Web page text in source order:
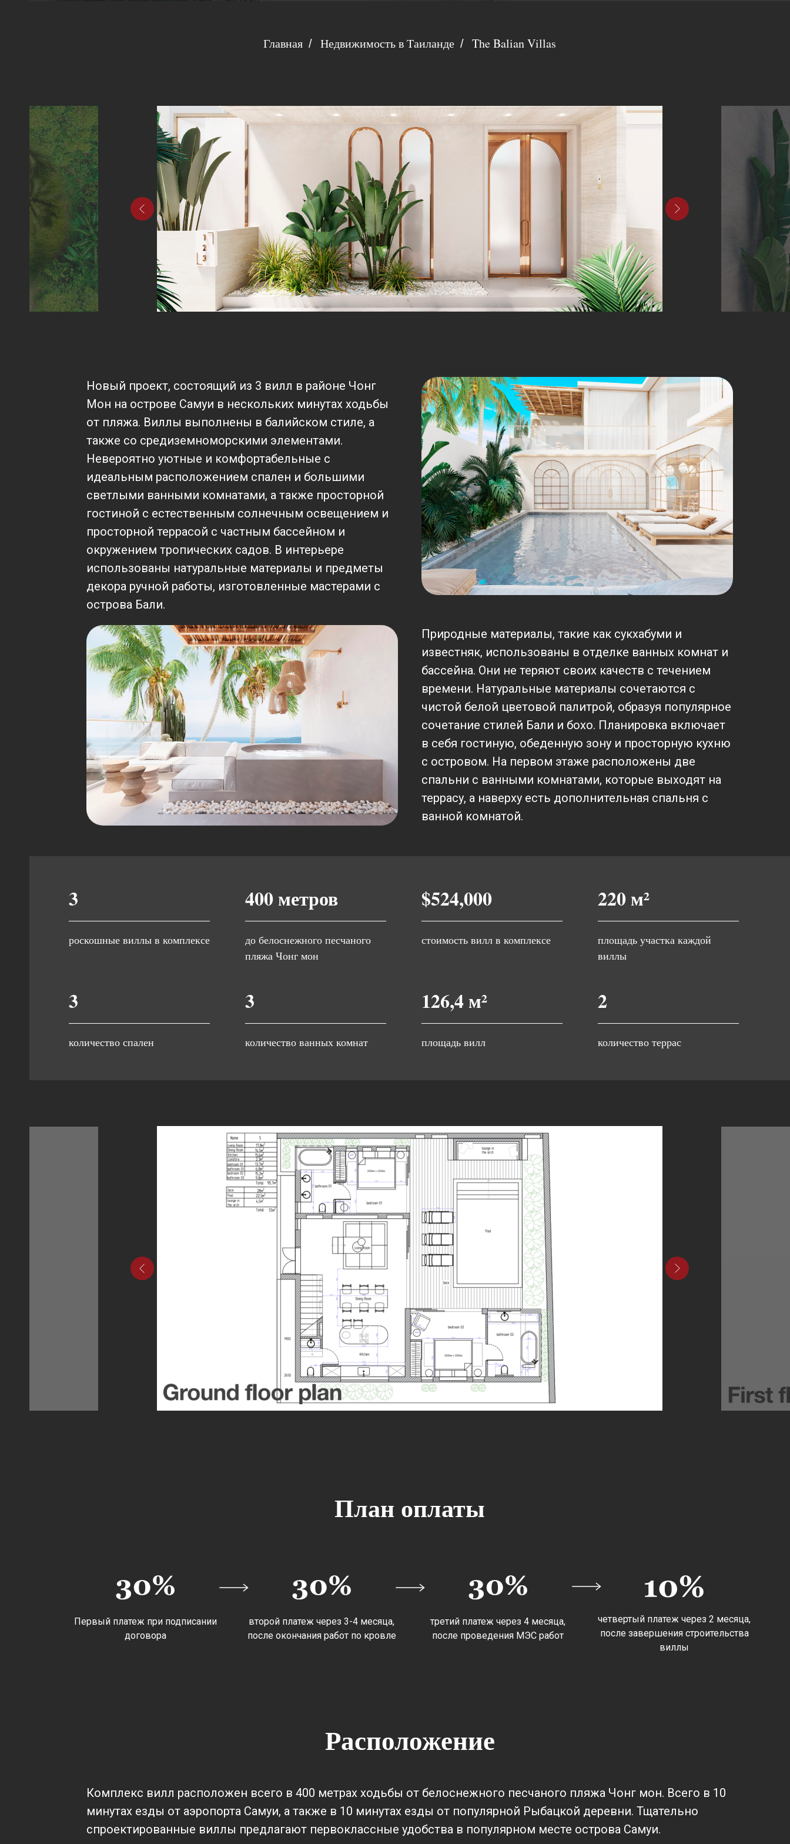
Главная / Недвижимость в Таиланде / The Balian Villas
Новый проект, состоящий из 3 вилл в районе Чонг
Мон на острове Самуи в нескольких минутах ходьбы
от пляжа. Виллы выполнены в балийском стиле, а
также со средиземноморскими элементами.
Невероятно уютные и комфортабельные с
идеальным расположением спален и большими
светлыми ванными комнатами, а также просторной
гостиной с естественным солнечным освещением и
просторной террасой с частным бассейном и
окружением тропических садов. В интерьере
использованы натуральные материалы и предметы
декора ручной работы, изготовленные мастерами с
острова Бали.
Природные материалы, такие как сукхабуми и
известняк, использованы в отделке ванных комнат и
бассейна. Они не теряют своих качеств с течением
времени. Натуральные материалы сочетаются с
чистой белой цветовой палитрой, образуя популярное
сочетание стилей Бали и бохо. Планировка включает
в себя гостиную, обеденную зону и просторную кухню
с островом. На первом этаже расположены две
спальни с ванными комнатами, которые выходят на
террасу, а наверху есть дополнительная спальня с
ванной комнатой.
3
роскошные виллы в комплексе
400 метров
до белоснежного песчаного
пляжа Чонг мон
$524,000
стоимость вилл в комплексе
220 м²
площадь участка каждой
виллы
3
количество спален
3
количество ванных комнат
126,4 м²
площадь вилл
2
количество террас
План оплаты
Первый платеж при подписании
договора
второй платеж через 3-4 месяца,
после окончания работ по кровле
третий платеж через 4 месяца,
после проведения МЭС работ
четвертый платеж через 2 месяца,
после завершения строительства
виллы
Расположение
Комплекс вилл расположен всего в 400 метрах ходьбы от белоснежного песчаного пляжа Чонг мон. Всего в 10
минутах езды от аэропорта Самуи, а также в 10 минутах езды от популярной Рыбацкой деревни. Тщательно
спроектированные виллы предлагают первоклассные удобства в популярном месте острова Самуи.